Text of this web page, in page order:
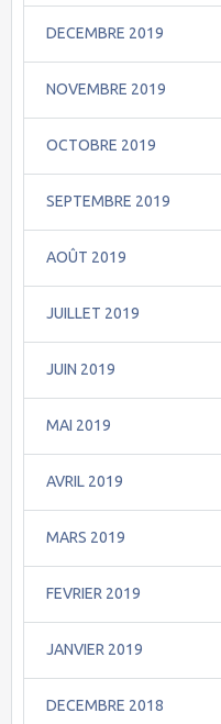
DECEMBRE 2019
NOVEMBRE 2019
OCTOBRE 2019
SEPTEMBRE 2019
AOÛT 2019
JUILLET 2019
JUIN 2019
MAI 2019
AVRIL 2019
MARS 2019
FEVRIER 2019
JANVIER 2019
DECEMBRE 2018